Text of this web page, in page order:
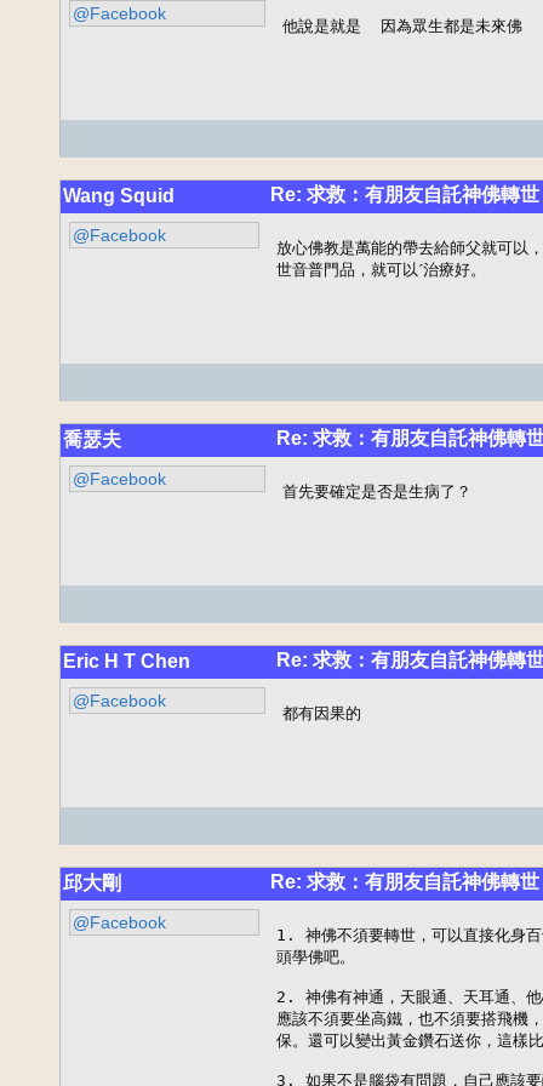
@Facebook
他說是就是  因為眾生都是未來佛
Wang Squid Re: 求救：有朋友自託神佛轉世
@Facebook
放心佛教是萬能的帶去給師父就可以
世音普門品，就可以ˊ治療好。
喬瑟夫 Re: 求救：有朋友自託神佛轉
@Facebook
首先要確定是否是生病了？
Eric H T Chen Re: 求救：有朋友自託神佛轉
@Facebook
都有因果的
邱大剛 Re: 求救：有朋友自託神佛轉世
@Facebook
1. 神佛不須要轉世，可以直接化身
頭學佛吧。
2. 神佛有神通，天眼通、天耳通、
應該不須要坐高鐵，也不須要搭飛機
保。還可以變出黃金鑽石送你，這樣
3. 如果不是腦袋有問題，自己應該